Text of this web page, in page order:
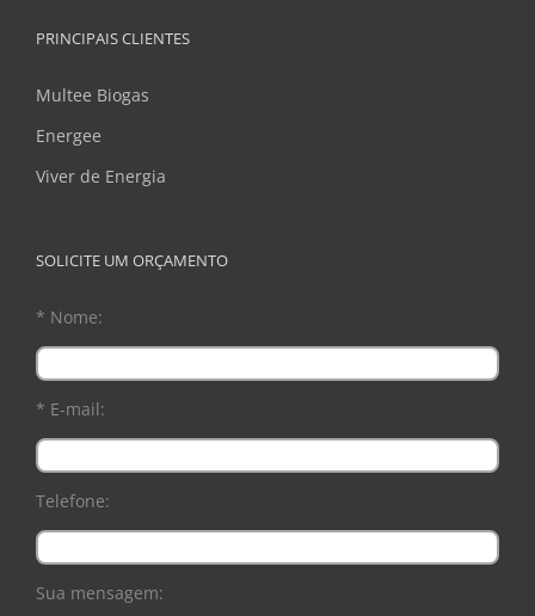
PRINCIPAIS CLIENTES
Multee Biogas
Energee
Viver de Energia
SOLICITE UM ORÇAMENTO
* Nome:
* E-mail:
Telefone:
Sua mensagem: